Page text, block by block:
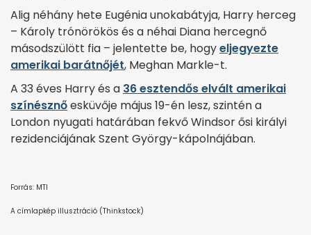
Alig néhány hete Eugénia unokabátyja, Harry herceg
– Károly trónörökös és a néhai Diana hercegnő
másodszülött fia – jelentette be, hogyeljegyezte
amerikai barátnőjét, Meghan Markle-t.
A 33 éves Harry és a 36 esztendős elvált amerikai
színésznőesküvője május 19-én lesz, szintén a
London nyugati határában fekvő Windsor ősi királyi
rezidenciájának Szent György-kápolnájában.
Forrás: MTI
A címlapkép illusztráció (Thinkstock)